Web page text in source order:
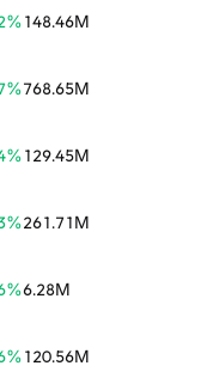
%148.46M
%768.65M
%129.45M
%261.71M
%6.28M
%120.56M